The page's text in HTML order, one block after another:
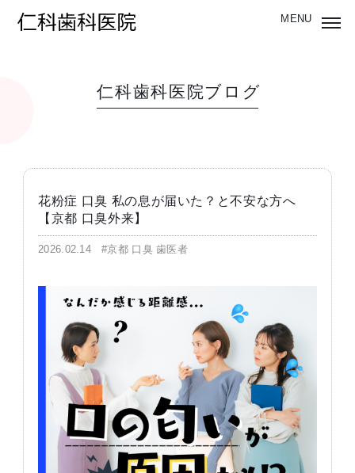
仁科歯科医院ブログ
花粉症 口臭 私の息が届いた？と不安な方へ
【京都 口臭外来】
2026.02.14#京都 口臭 歯医者